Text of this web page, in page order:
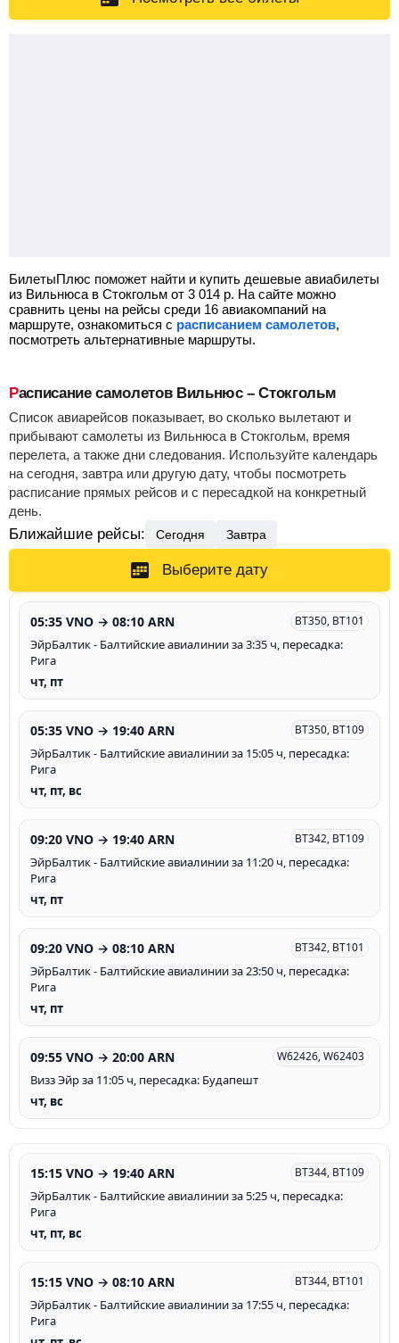
БилетыПлюс поможет найти и купить дешевые авиабилеты
из Вильнюса в Стокгольм от 3 014 р. На сайте можно
сравнить цены на рейсы среди 16 авиакомпаний на
маршруте, ознакомиться с расписанием самолетов,
посмотреть альтернативные маршруты.
Расписание самолетов Вильнюс – Стокгольм
Список авиарейсов показывает, во сколько вылетают и
прибывают самолеты из Вильнюса в Стокгольм, время
перелета, а также дни следования. Используйте календарь
на сегодня, завтра или другую дату, чтобы посмотреть
расписание прямых рейсов и с пересадкой на конкретный
день.
Ближайшие рейсы: Сегодня Завтра
Выберите дату
05:35 VNO → 08:10 ARN BT350, BT101
ЭйрБалтик - Балтийские авиалинии за 3:35 ч, пересадка:
Рига
чт, пт
05:35 VNO → 19:40 ARN BT350, BT109
ЭйрБалтик - Балтийские авиалинии за 15:05 ч, пересадка:
Рига
чт, пт, вс
09:20 VNO → 19:40 ARN BT342, BT109
ЭйрБалтик - Балтийские авиалинии за 11:20 ч, пересадка:
Рига
чт, пт
09:20 VNO → 08:10 ARN BT342, BT101
ЭйрБалтик - Балтийские авиалинии за 23:50 ч, пересадка:
Рига
чт, пт
09:55 VNO → 20:00 ARN W62426, W62403
Визз Эйр за 11:05 ч, пересадка: Будапешт
чт, вс
15:15 VNO → 19:40 ARN BT344, BT109
ЭйрБалтик - Балтийские авиалинии за 5:25 ч, пересадка:
Рига
чт, пт, вс
15:15 VNO → 08:10 ARN BT344, BT101
ЭйрБалтик - Балтийские авиалинии за 17:55 ч, пересадка:
Рига